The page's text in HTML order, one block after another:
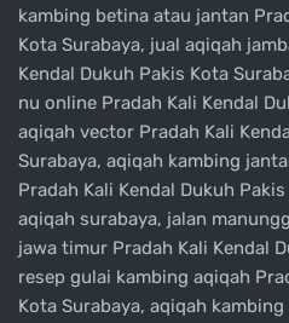
kambing betina atau jantan
Kota Surabaya, jual aqiqah
Kendal Dukuh Pakis Kota
nu online Pradah Kali Kendal
aqiqah vector Pradah Kali
Surabaya, aqiqah kambing
Pradah Kali Kendal Dukuh
aqiqah surabaya, jalan
jawa timur Pradah Kali Kendal
resep gulai kambing aqiqah
Kota Surabaya, aqiqah